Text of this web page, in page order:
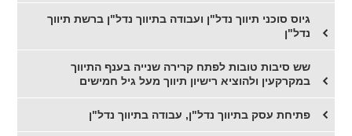
גיוס סוכני תיווך נדל"ן ועבודה בתיווך נדל"ן ברשת תיווך
נדל"ן
שש סיבות טובות לפתח קרירה שנייה בענף התיווך
במקרקעין ולהוציא רישיון תיווך מעל גיל חמישים
פתיחת עסק בתיווך נדל"ן, עבודה בתיווך נדל"ן